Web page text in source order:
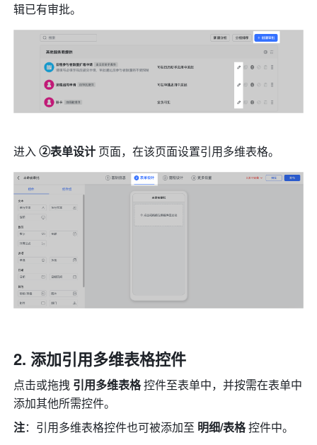
辑已有审批。
进入 ②表单设计 页面，在该页面设置引用多维表格。
添加引用多维表格控件
点击或拖拽 引用多维表格 控件至表单中，并按需在表单中
添加其他所需控件。
注：引用多维表格控件也可被添加至 明细/表格 控件中。